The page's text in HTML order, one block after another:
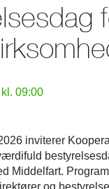
09:00
inviterer
Middelfart.
og